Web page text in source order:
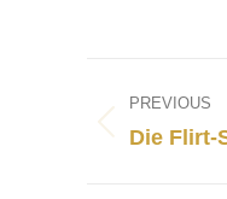
navigation
PREVIOUS
Previous
Die Flirt-